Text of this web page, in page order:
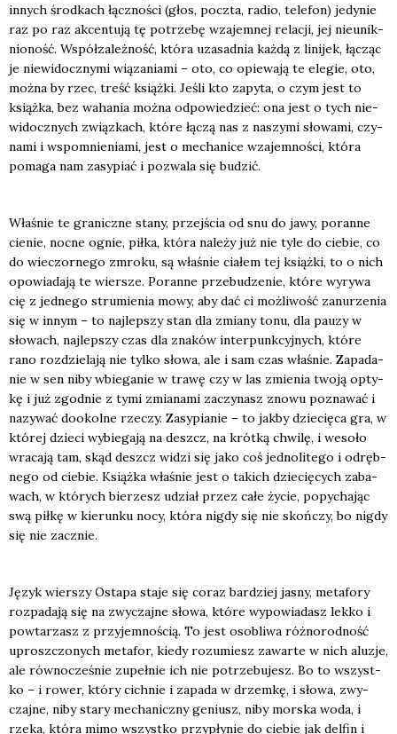
innych środ­kach łącz­no­ści (głos, pocz­ta, radio, tele­fon) jedy­nie
raz po raz akcen­tu­ją tę potrze­bę wza­jem­nej rela­cji, jej nie­unik­
nio­ność. Współ­za­leż­ność, któ­ra uza­sad­nia każ­dą z lini­jek, łącząc
je nie­wi­docz­ny­mi wią­za­nia­mi – oto, co opie­wa­ją te ele­gie, oto,
moż­na by rzec, treść książ­ki. Jeśli kto zapy­ta, o czym jest to
książ­ka, bez waha­nia moż­na odpo­wie­dzieć: ona jest o tych nie­
wi­docz­nych związ­kach, któ­re łączą nas z naszy­mi sło­wa­mi, czy­
na­mi i wspo­mnie­nia­mi, jest o mecha­ni­ce wza­jem­no­ści, któ­ra
poma­ga nam zasy­piać i pozwa­la się budzić.
Wła­śnie te gra­nicz­ne sta­ny, przej­ścia od snu do jawy, poran­ne
cie­nie, noc­ne ognie, pił­ka, któ­ra nale­ży już nie tyle do cie­bie, co
do wie­czor­ne­go zmro­ku, są wła­śnie cia­łem tej książ­ki, to o nich
opo­wia­da­ją te wier­sze. Poran­ne prze­bu­dze­nie, któ­re wyry­wa
cię z jed­ne­go stru­mie­nia mowy, aby dać ci moż­li­wość zanu­rze­nia
się w innym – to naj­lep­szy stan dla zmia­ny tonu, dla pau­zy w
sło­wach, naj­lep­szy czas dla zna­ków inter­punk­cyj­nych, któ­re
rano roz­dzie­la­ją nie tyl­ko sło­wa, ale i sam czas wła­śnie. Zapa­da­
nie w sen niby wbie­ga­nie w tra­wę czy w las zmie­nia two­ją opty­
kę i już zgod­nie z tymi zmia­na­mi zaczy­nasz zno­wu pozna­wać i
nazy­wać dookol­ne rze­czy. Zasy­pia­nie – to jak­by dzie­cię­ca gra, w
któ­rej dzie­ci wybie­ga­ją na deszcz, na krót­ką chwi­lę, i weso­ło
wra­ca­ją tam, skąd deszcz widzi się jako coś jed­no­li­te­go i odręb­
ne­go od cie­bie. Książ­ka wła­śnie jest o takich dzie­cię­cych zaba­
wach, w któ­rych bie­rzesz udział przez całe życie, popy­cha­jąc
swą pił­kę w kie­run­ku nocy, któ­ra nigdy się nie skoń­czy, bo nigdy
się nie zacznie.
Język wier­szy Osta­pa sta­je się coraz bar­dziej jasny, meta­fo­ry
roz­pa­da­ją się na zwy­czaj­ne sło­wa, któ­re wypo­wia­dasz lek­ko i
powta­rzasz z przy­jem­no­ścią. To jest oso­bli­wa róż­no­rod­ność
uprosz­czo­nych meta­for, kie­dy rozu­miesz zawar­te w nich alu­zje,
ale rów­no­cze­śnie zupeł­nie ich nie potrze­bu­jesz. Bo to wszyst­
ko – i rower, któ­ry cich­nie i zapa­da w drzem­kę, i sło­wa, zwy­
czaj­ne, niby sta­ry mecha­nicz­ny geniusz, niby mor­ska woda, i
rze­ka, któ­ra mimo wszyst­ko przy­pły­nie do cie­bie jak del­fin i